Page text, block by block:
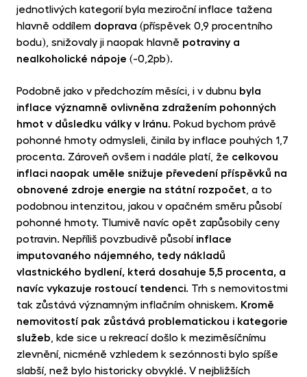
jednotlivých kategorií byla meziroční inflace tažena
hlavně oddílem doprava (příspěvek 0,9 procentního
bodu), snižovaly ji naopak hlavně potraviny a
nealkoholické nápoje (-0,2pb).
Podobně jako v předchozím měsíci, i v dubnu byla
inflace významně ovlivněna zdražením pohonných
hmot v důsledku války v Iránu. Pokud bychom právě
pohonné hmoty odmysleli, činila by inflace pouhých 1,7
procenta. Zároveň ovšem i nadále platí, že celkovou
inflaci naopak uměle snižuje převedení příspěvků na
obnovené zdroje energie na státní rozpočet , a to
podobnou intenzitou, jakou v opačném směru působí
pohonné hmoty. Tlumivě navíc opět zapůsobily ceny
potravin. Nepříliš povzbudivě působí inflace
imputovaného nájemného, tedy nákladů
vlastnického bydlení, která dosahuje 5,5 procenta, a
navíc vykazuje rostoucí tendenci. Trh s nemovitostmi
tak zůstává významným inflačním ohniskem. Kromě
nemovitostí pak zůstává problematickou i kategorie
služeb , kde sice u rekreací došlo k meziměsíčnímu
zlevnění, nicméně vzhledem k sezónnosti bylo spíše
slabší, než bylo historicky obvyklé. V nejbližších